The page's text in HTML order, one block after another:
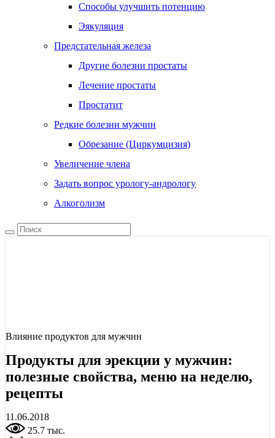
Способы улучшить потенцию
Эякуляция
Предстательная железа
Другие болезни простаты
Лечение простаты
Простатит
Редкие болезни мужчин
Обрезание (Циркумцизия)
Увеличение члена
Задать вопрос урологу-андрологу
Алкоголизм
Влияние продуктов для мужчин
Продукты для эрекции у мужчин:
полезные свойства, меню на неделю,
рецепты
11.06.2018
25.7 тыс.